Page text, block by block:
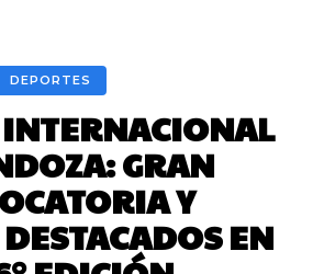
DEPORTES
GRAN
Y
EN